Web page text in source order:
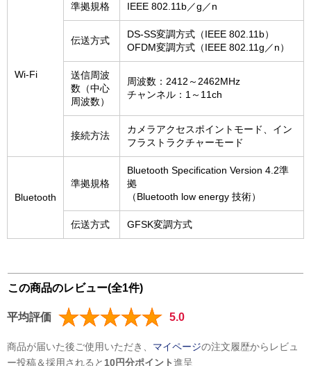
Wi-Fi
準拠規格 IEEE 802.11b／g／n
伝送方式
DS-SS変調方式（IEEE 802.11b）
OFDM変調方式（IEEE 802.11g／n）
送信周波
数（中心
周波数）
周波数：2412～2462MHz
チャンネル：1～11ch
接続方法
カメラアクセスポイントモード、イン
フラストラクチャーモード
Bluetooth
準拠規格
Bluetooth Specification Version 4.2準
拠
（Bluetooth low energy 技術）
伝送方式 GFSK変調方式
この商品のレビュー(全1件)
平均評価 5.0
商品が届いた後ご使用いただき、 マイページの注文履歴からレビュ
ー投稿＆採用されると 10円分ポイント進呈